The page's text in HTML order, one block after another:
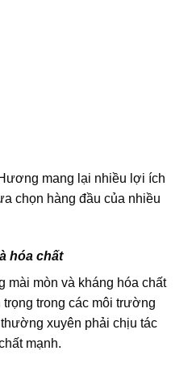
mang lại nhiều lợi ích
chọn hàng đầu của nhiều
hóa chất
mài mòn và kháng hóa chất
trong các môi trường
xuyên phải chịu tác
mạnh.